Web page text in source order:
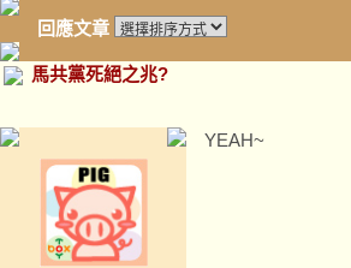
回應文章
馬共黨死絕之兆?
YEAH~